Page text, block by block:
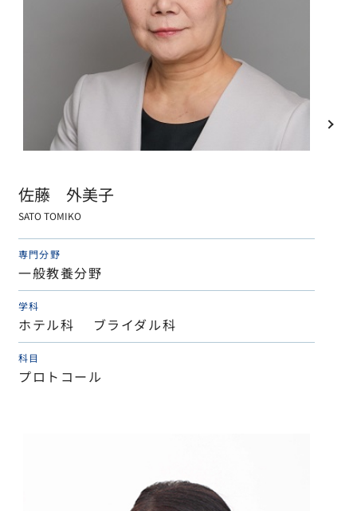
佐藤 外美子
SATO TOMIKO
専門分野
一般教養分野
学科
ホテル科 ブライダル科
科目
プロトコール